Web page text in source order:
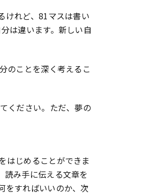
けれど、81マスは書い
は違います。新しい自
のことを深く考えるこ
ください。ただ、夢の
はじめることができま
読み手に伝える文章を
をすればいいのか、次